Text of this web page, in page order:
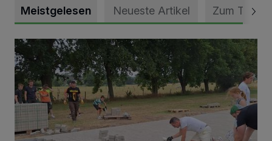
Meistgelesen Neueste Artikel Zum Thema
Pünktlich zum Schützenfest den Weg zum Festzelt